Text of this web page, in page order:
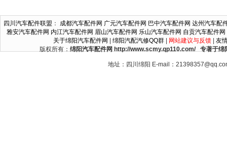
四川汽车配件联盟 ： 成都汽车配件网 广元汽车配件网 巴中汽车配件网 达州汽车配
雅安汽车配件网 内江汽车配件网 眉山汽车配件网 乐山汽车配件网 自贡汽车配件网
关于绵阳汽车配件网
绵阳汽配汽修QQ群| 网站建议与反馈| 友
版权所有： 绵阳汽车配件网 http://www.scmy.qp110.com/ 专著于绵
地址：四川绵阳 E-mail：